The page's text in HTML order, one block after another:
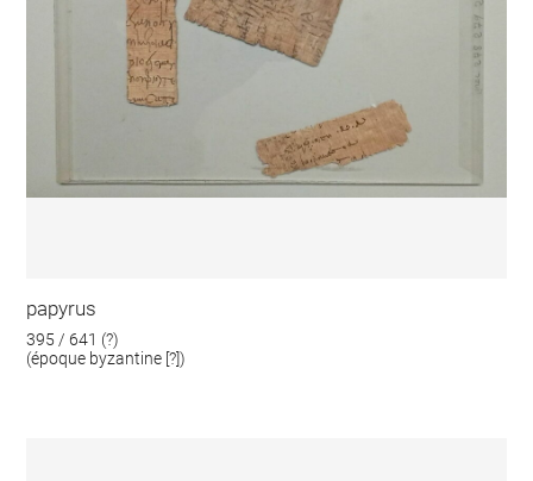
papyrus
395 / 641 (?)
(époque byzantine [?])